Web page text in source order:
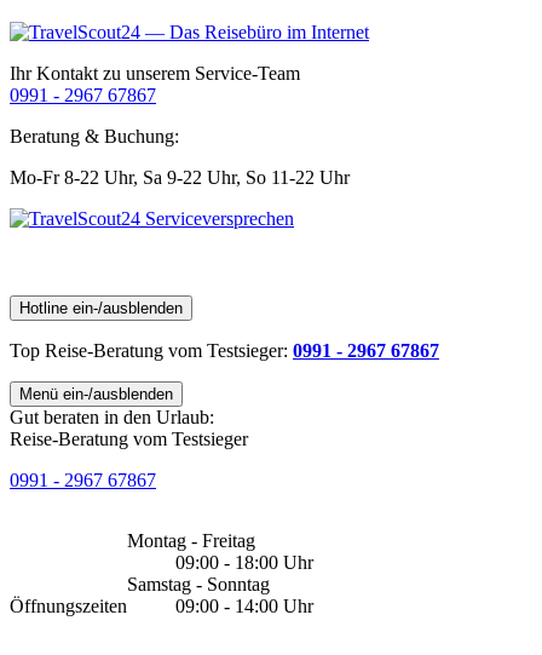
Ihr Kontakt zu unserem Service-Team
0991 - 2967 67867
Beratung & Buchung:
Mo-Fr 8-22 Uhr, Sa 9-22 Uhr, So 11-22 Uhr
Hotline ein-/ausblenden
Top Reise-Beratung vom Testsieger: 0991 - 2967 67867
Menü ein-/ausblenden
Gut beraten in den Urlaub:
Reise-Beratung vom Testsieger
0991 - 2967 67867
Öffnungszeiten
Montag - Freitag
09:00 - 18:00 Uhr
Samstag - Sonntag
09:00 - 14:00 Uhr